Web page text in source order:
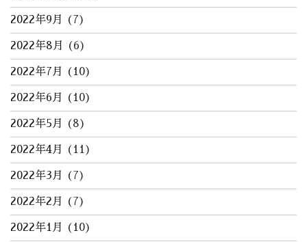
2022年9月 (7)
2022年8月 (6)
2022年7月 (10)
2022年6月 (10)
2022年5月 (8)
2022年4月 (11)
2022年3月 (7)
2022年2月 (7)
2022年1月 (10)